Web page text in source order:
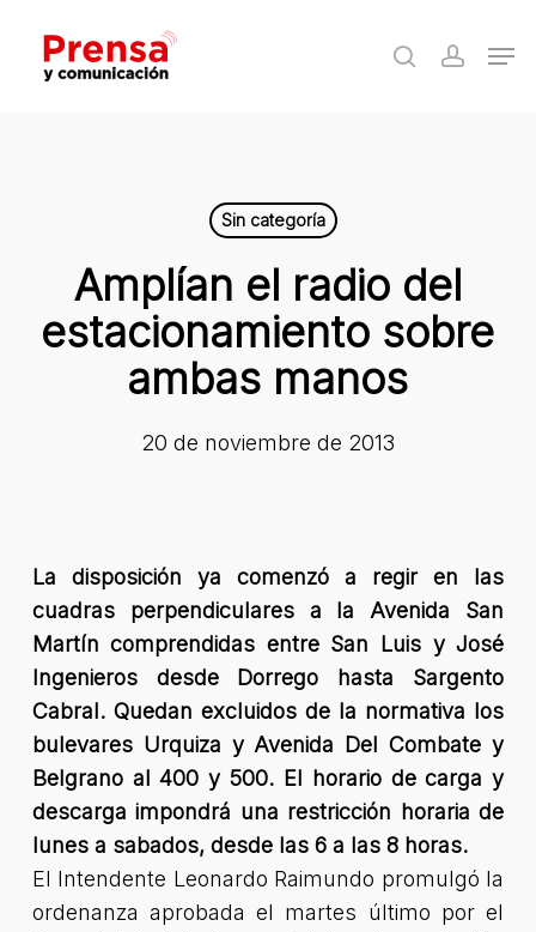
main
search
Sin categoría
Amplían el radio del
estacionamiento sobre
ambas manos
20 de noviembre de 2013
La disposición ya comenzó a regir en las
cuadras perpendiculares a la Avenida San
Martín comprendidas entre San Luis y José
Ingenieros desde Dorrego hasta Sargento
Cabral. Quedan excluidos de la normativa los
bulevares Urquiza y Avenida Del Combate y
Belgrano al 400 y 500. El horario de carga y
descarga impondrá una restricción horaria de
lunes a sabados, desde las 6 a las 8 horas.
El Intendente Leonardo Raimundo promulgó la
ordenanza aprobada el martes último por el